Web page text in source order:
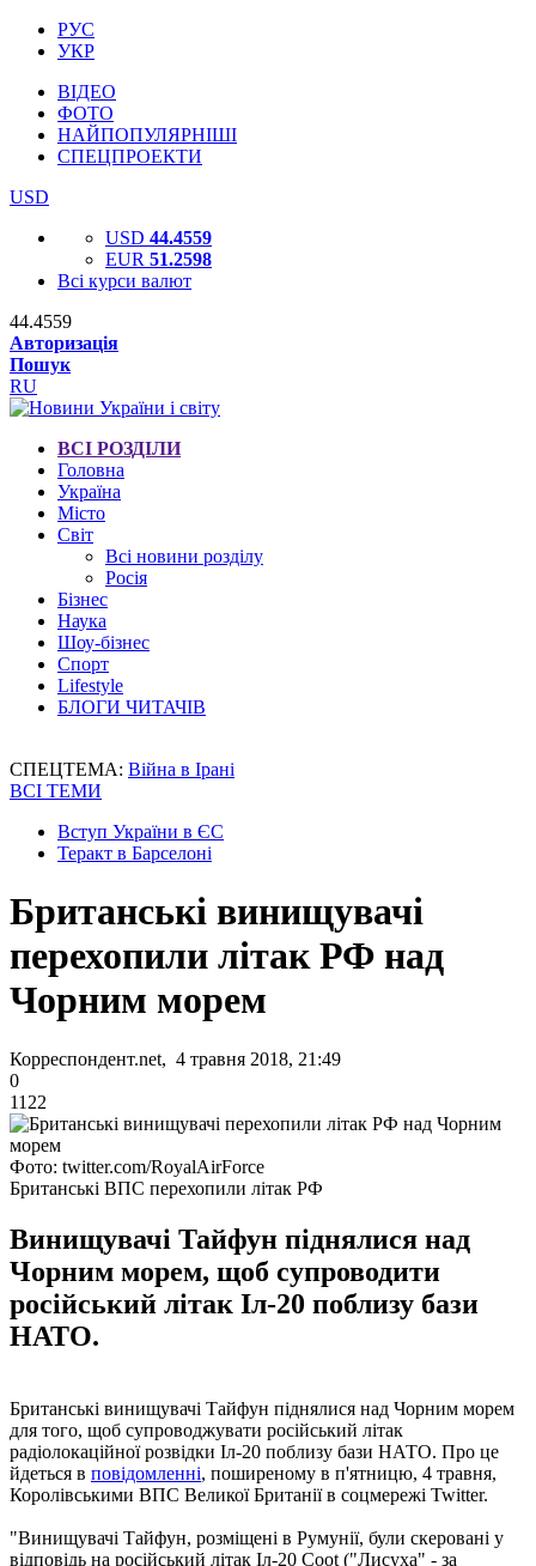
РУС
УКР
ВІДЕО
ФОТО
НАЙПОПУЛЯРНІШІ
СПЕЦПРОЕКТИ
USD
USD 44.4559
EUR 51.2598
Всі курси валют
44.4559
Авторизація
Пошук
RU
ВСІ РОЗДІЛИ
Головна
Україна
Місто
Світ
Всі новини розділу
Росія
Бізнес
Наука
Шоу-бізнес
Спорт
Lifestyle
БЛОГИ ЧИТАЧІВ
СПЕЦТЕМА: Війна в Ірані
ВСІ ТЕМИ
Вступ України в ЄС
Теракт в Барселоні
Британські винищувачі
перехопили літак РФ над
Чорним морем
Корреспондент.net, 4 травня 2018, 21:49
0
1122
Фото: twitter.com/RoyalAirForce
Британські ВПС перехопили літак РФ
Винищувачі Тайфун піднялися над
Чорним морем, щоб супроводити
російський літак Іл-20 поблизу бази
НАТО.
Британські винищувачі Тайфун піднялися над Чорним морем
для того, щоб супроводжувати російський літак
радіолокаційної розвідки Іл-20 поблизу бази НАТО. Про це
йдеться в повідомленні, поширеному в п'ятницю, 4 травня,
Королівськими ВПС Великої Британії в соцмережі Twitter.
"Винищувачі Тайфун, розміщені в Румунії, були скеровані у
відповідь на російський літак Іл-20 Coot ("Лисуха" - за